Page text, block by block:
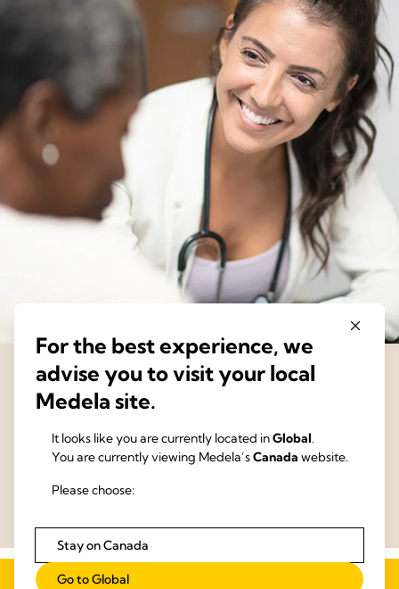
The Science of Care
Au cours des 60 dernières années, notre société s'est consacrée à
la science pour rendre simple, intuitive et efficace la forme la plus
délicate de soins.
En savoir plus
For the best experience, we
advise you to visit your local
Medela site.
It looks like you are currently located inGlobal.
You are currently viewing Medela’sCanada website.
Please choose:
Stay on Canada
Go to Global